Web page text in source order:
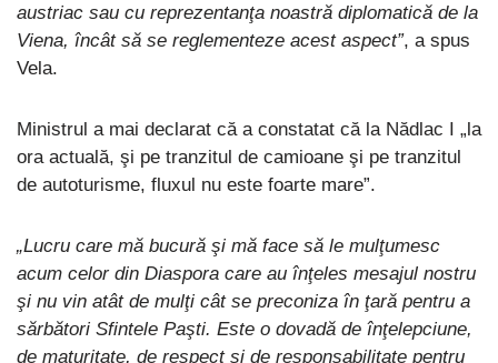
austriac sau cu reprezentanţa noastră diplomatică de la
Viena, încât să se reglementeze acest aspect”, a spus
Vela.
Ministrul a mai declarat că a constatat că la Nădlac I „la
ora actuală, şi pe tranzitul de camioane şi pe tranzitul
de autoturisme, fluxul nu este foarte mare”.
„Lucru care mă bucură şi mă face să le mulţumesc
acum celor din Diaspora care au înţeles mesajul nostru
şi nu vin atât de mulţi cât se preconiza în ţară pentru a
sărbători Sfintele Paşti. Este o dovadă de înţelepciune,
de maturitate, de respect şi de responsabilitate pentru